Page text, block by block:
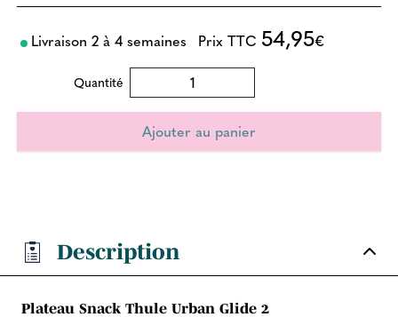
Livraison 2 à 4 semaines Prix TTC 54,95€
Quantité
Description
Plateau Snack Thule Urban Glide 2